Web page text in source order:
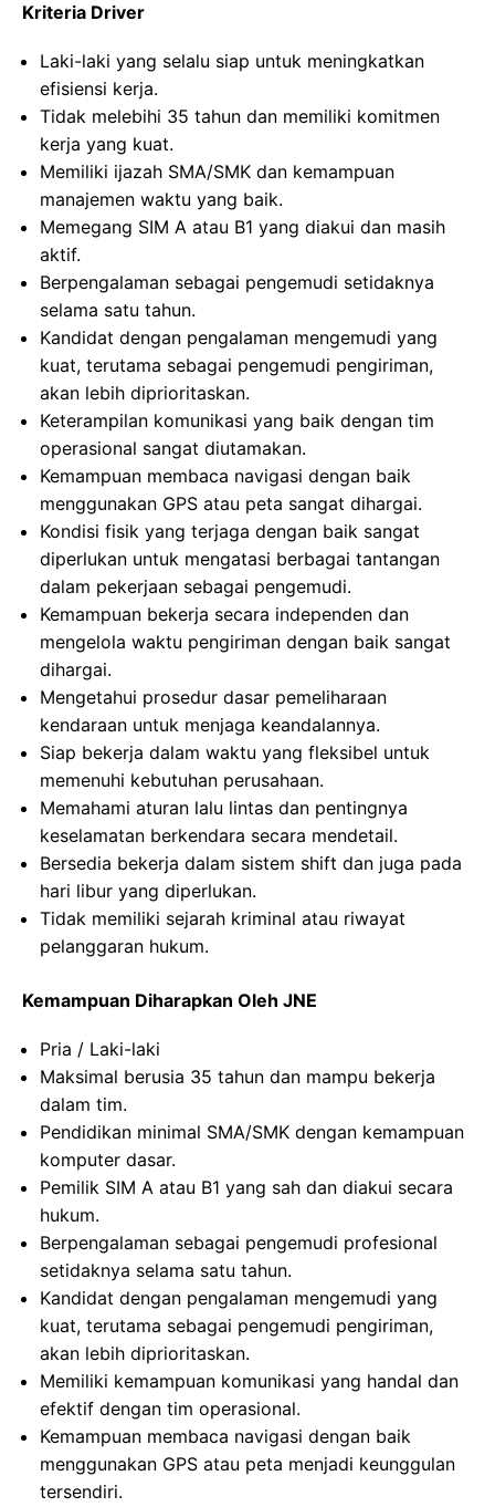
Kriteria Driver
Laki-laki yang selalu siap untuk meningkatkan
efisiensi kerja.
Tidak melebihi 35 tahun dan memiliki komitmen
kerja yang kuat.
Memiliki ijazah SMA/SMK dan kemampuan
manajemen waktu yang baik.
Memegang SIM A atau B1 yang diakui dan masih
aktif.
Berpengalaman sebagai pengemudi setidaknya
selama satu tahun.
Kandidat dengan pengalaman mengemudi yang
kuat, terutama sebagai pengemudi pengiriman,
akan lebih diprioritaskan.
Keterampilan komunikasi yang baik dengan tim
operasional sangat diutamakan.
Kemampuan membaca navigasi dengan baik
menggunakan GPS atau peta sangat dihargai.
Kondisi fisik yang terjaga dengan baik sangat
diperlukan untuk mengatasi berbagai tantangan
dalam pekerjaan sebagai pengemudi.
Kemampuan bekerja secara independen dan
mengelola waktu pengiriman dengan baik sangat
dihargai.
Mengetahui prosedur dasar pemeliharaan
kendaraan untuk menjaga keandalannya.
Siap bekerja dalam waktu yang fleksibel untuk
memenuhi kebutuhan perusahaan.
Memahami aturan lalu lintas dan pentingnya
keselamatan berkendara secara mendetail.
Bersedia bekerja dalam sistem shift dan juga pada
hari libur yang diperlukan.
Tidak memiliki sejarah kriminal atau riwayat
pelanggaran hukum.
Kemampuan Diharapkan Oleh JNE
Pria / Laki-laki
Maksimal berusia 35 tahun dan mampu bekerja
dalam tim.
Pendidikan minimal SMA/SMK dengan kemampuan
komputer dasar.
Pemilik SIM A atau B1 yang sah dan diakui secara
hukum.
Berpengalaman sebagai pengemudi profesional
setidaknya selama satu tahun.
Kandidat dengan pengalaman mengemudi yang
kuat, terutama sebagai pengemudi pengiriman,
akan lebih diprioritaskan.
Memiliki kemampuan komunikasi yang handal dan
efektif dengan tim operasional.
Kemampuan membaca navigasi dengan baik
menggunakan GPS atau peta menjadi keunggulan
tersendiri.